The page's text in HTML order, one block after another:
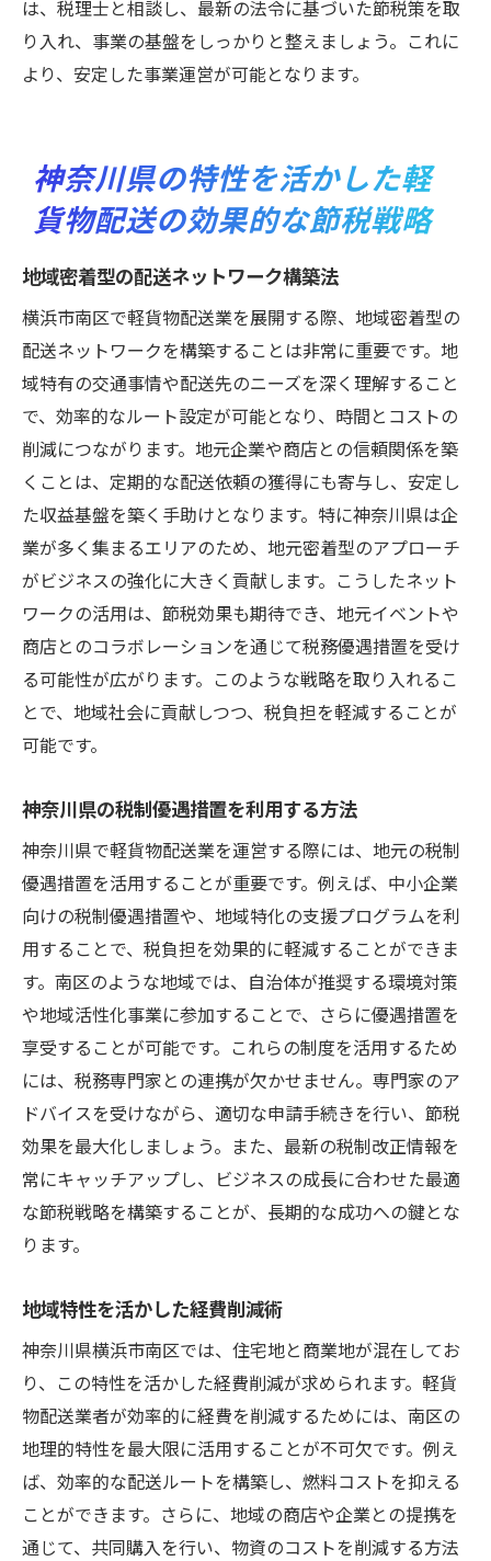
は、税理士と相談し、最新の法令に基づいた節税策を取
り入れ、事業の基盤をしっかりと整えましょう。これに
より、安定した事業運営が可能となります。
神奈川県の特性を活かした軽
貨物配送の効果的な節税戦略
地域密着型の配送ネットワーク構築法
横浜市南区で軽貨物配送業を展開する際、地域密着型の
配送ネットワークを構築することは非常に重要です。地
域特有の交通事情や配送先のニーズを深く理解すること
で、効率的なルート設定が可能となり、時間とコストの
削減につながります。地元企業や商店との信頼関係を築
くことは、定期的な配送依頼の獲得にも寄与し、安定し
た収益基盤を築く手助けとなります。特に神奈川県は企
業が多く集まるエリアのため、地元密着型のアプローチ
がビジネスの強化に大きく貢献します。こうしたネット
ワークの活用は、節税効果も期待でき、地元イベントや
商店とのコラボレーションを通じて税務優遇措置を受け
る可能性が広がります。このような戦略を取り入れるこ
とで、地域社会に貢献しつつ、税負担を軽減することが
可能です。
神奈川県の税制優遇措置を利用する方法
神奈川県で軽貨物配送業を運営する際には、地元の税制
優遇措置を活用することが重要です。例えば、中小企業
向けの税制優遇措置や、地域特化の支援プログラムを利
用することで、税負担を効果的に軽減することができま
す。南区のような地域では、自治体が推奨する環境対策
や地域活性化事業に参加することで、さらに優遇措置を
享受することが可能です。これらの制度を活用するため
には、税務専門家との連携が欠かせません。専門家のア
ドバイスを受けながら、適切な申請手続きを行い、節税
効果を最大化しましょう。また、最新の税制改正情報を
常にキャッチアップし、ビジネスの成長に合わせた最適
な節税戦略を構築することが、長期的な成功への鍵とな
ります。
地域特性を活かした経費削減術
神奈川県横浜市南区では、住宅地と商業地が混在してお
り、この特性を活かした経費削減が求められます。軽貨
物配送業者が効率的に経費を削減するためには、南区の
地理的特性を最大限に活用することが不可欠です。例え
ば、効率的な配送ルートを構築し、燃料コストを抑える
ことができます。さらに、地域の商店や企業との提携を
通じて、共同購入を行い、物資のコストを削減する方法